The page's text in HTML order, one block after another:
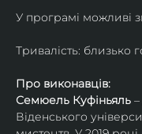
У програмі можливі
Тривалість: близько
Про виконавців:
Семюель Куфіньяль
Віденського